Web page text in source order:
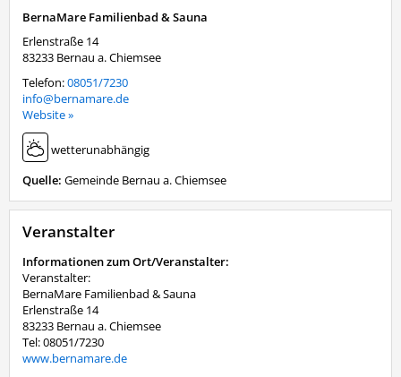
BernaMare Familienbad & Sauna
Erlenstraße 14
83233 Bernau a. Chiemsee
Telefon:08051/7230
info@bernamare.de
Website »
wetterunabhängig
Quelle: Gemeinde Bernau a. Chiemsee
Veranstalter
Informationen zum Ort/Veranstalter:
Veranstalter:
BernaMare Familienbad & Sauna
Erlenstraße 14
83233 Bernau a. Chiemsee
Tel: 08051/7230
www.bernamare.de